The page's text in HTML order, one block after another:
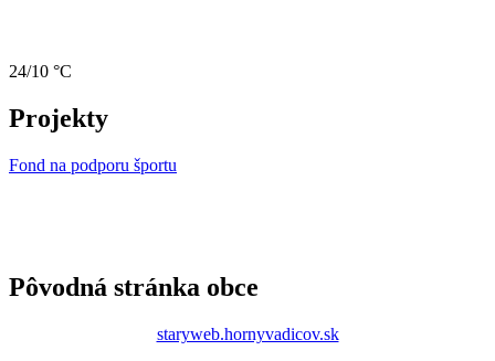
24/10 °C
Projekty
Fond na podporu športu
Pôvodná stránka obce
staryweb.hornyvadicov.sk